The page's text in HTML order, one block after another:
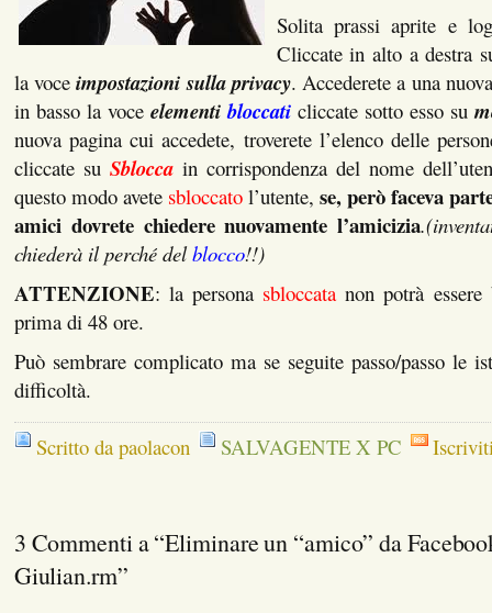
Solita prassi aprite e
Cliccate in alto a destra
la voceimpostazioni sulla privacy. Accederete a una
in basso la voce elementibloccati cliccate sotto esso su
nuova pagina cui accedete, troverete l’elenco delle
cliccate su Sblocca in corrispondenza del nome
questo modo avete sbloccato l’utente, se, però faceva
amici dovrete chiedere nuovamente l’amicizia
chiederà il perché delblocco!!)
ATTENZIONE: la persona sbloccatanon potrà essere
prima di 48 ore.
Può sembrare complicato ma se seguite passo/passo le
difficoltà.
Scritto da paolacon SALVAGENTE X PC
3 Commenti a “Eliminare un “amico” da
Giulian.rm”